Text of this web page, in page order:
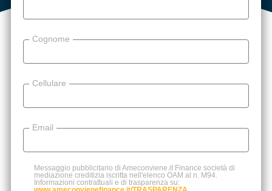
Cognome
Cellulare
Email
Messaggio pubblicitario di Ameconviene.it Finance società di
mediazione creditizia iscritta nell'elenco OAM al n. M94.
Informazioni contrattuali e di trasparenza su: